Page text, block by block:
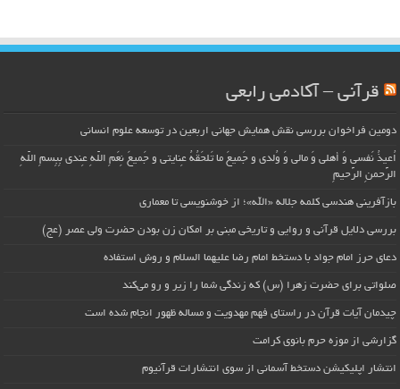
قرآنی – آکادمی رابعی
دومین فراخوان بررسی نقش همایش جهانی اربعین در توسعه علوم انسانی
اُعیذُ نَفسی وَ أهلی وَ مالی وَ وُلدی و جَمیعَ ما تَلحَقُهُ عِنایتی و جَمیعَ نِعَمِ اللّهِ عِندی بِبِسمِ اللّهِ
الرَّحمنِ الرَّحیمِ
بازآفرینی هندسی کلمه جلاله «الله»؛ از خوشنویسی تا معماری
بررسی دلایل قرآنی و روایی و تاریخی مبنی بر امکان زن بودن حضرت ولی عصر (عج)
دعای حرز امام جواد با دستخط امام رضا علیهما السلام و روش استفاده
صلواتی برای حضرت زهرا (س) که زندگی شما را زیر و رو می‌کند
چیدمان آیات قرآن در راستای فهم مهدویت و مساله ظهور انجام شده است
گزارشی از موزه حرم بانوی کرامت
انتشار اپلیکیشن دستخط آسمانی از سوی انتشارات قرآنیوم